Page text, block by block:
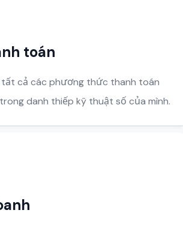
toán
tất cả các phương thức thanh toán
danh thiếp kỹ thuật số của mình.